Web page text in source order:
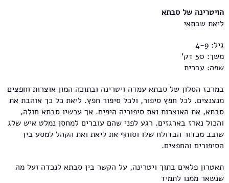
הויטרינה של סבתא
ליאת שבתאי
גיל: 4-9
משך: 50 דק'
שפה: עברית
במרכז הסלון של סבתא עמדה ויטרינה ובתוכה המון אוצרות וחפצים
מנצנצים. לכל חפץ סיפור, ולכל סיפור חפץ. ליאת כל כך אוהבת את
סבתא, את האוצרות ואת סיפוריה היפים. אך עכשיו סבתא חולה,
והכול נארז בארגזים. רגע לפני שהם עוברים למחסן נמלט איש שלג
שובב מכדור הבדולח שלו וסוחף את ליאת ואת הקהל למסע בין
הסיפורים והחפצים.
תאטרון פלאים בתוך ויטרינה, על הקשר בין סבתא לנכדה ועל מה
שנשאר ממנו לתמיד